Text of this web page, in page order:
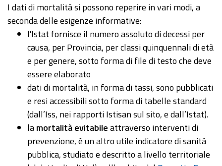
I dati di mortalità si possono reperire in vari modi, a
seconda delle esigenze informative:
l'Istat fornisce il numero assoluto di decessi per
causa, per Provincia, per classi quinquennali di età
e per genere, sotto forma di file di testo che deve
essere elaborato
dati di mortalità, in forma di tassi, sono pubblicati
e resi accessibili sotto forma di tabelle standard
(dall’Iss, nei rapporti Istisan sul sito, e dall’Istat).
lamortalità evitabileattraverso interventi di
prevenzione, è un altro utile indicatore di sanità
pubblica, studiato e descritto a livello territoriale